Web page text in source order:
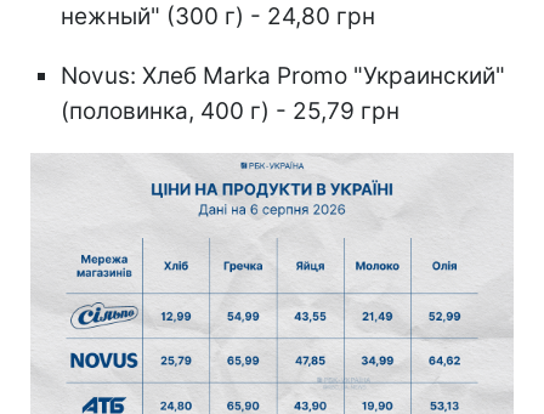
нежный" (300 г) - 24,80 грн
Novus: Хлеб Marka Promo "Украинский"
(половинка, 400 г) - 25,79 грн